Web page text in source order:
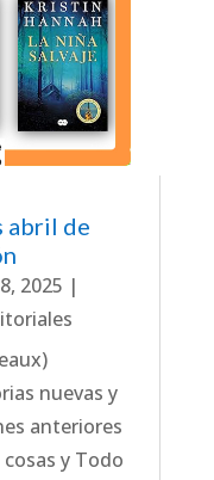
abril de
2025 |
nuevas y
anteriores
y Todo